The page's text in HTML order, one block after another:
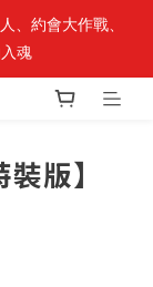
品
、約會大作戰、
魂
版】